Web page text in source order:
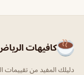
كافيهات
دليلك المفيد من تقييمات